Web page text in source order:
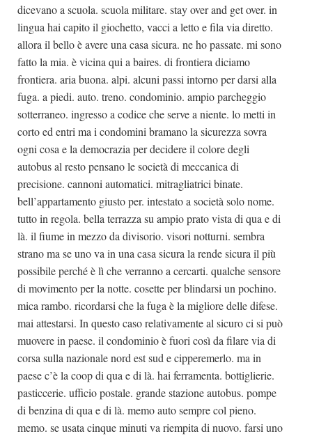
dicevano a scuola. scuola militare. stay over and get over. in
lingua hai capito il giochetto, vacci a letto e fila via diretto.
allora il bello è avere una casa sicura. ne ho passate. mi sono
fatto la mia. è vicina qui a baires. di frontiera diciamo
frontiera. aria buona. alpi. alcuni passi intorno per darsi alla
fuga. a piedi. auto. treno. condominio. ampio parcheggio
sotterraneo. ingresso a codice che serve a niente. lo metti in
corto ed entri ma i condomini bramano la sicurezza sovra
ogni cosa e la democrazia per decidere il colore degli
autobus al resto pensano le società di meccanica di
precisione. cannoni automatici. mitragliatrici binate.
bell’appartamento giusto per. intestato a società solo nome.
tutto in regola. bella terrazza su ampio prato vista di qua e di
là. il fiume in mezzo da divisorio. visori notturni. sembra
strano ma se uno va in una casa sicura la rende sicura il più
possibile perché è lì che verranno a cercarti. qualche sensore
di movimento per la notte. cosette per blindarsi un pochino.
mica rambo. ricordarsi che la fuga è la migliore delle difese.
mai attestarsi. In questo caso relativamente al sicuro ci si può
muovere in paese. il condominio è fuori così da filare via di
corsa sulla nazionale nord est sud e cipperemerlo. ma in
paese c’è la coop di qua e di là. hai ferramenta. bottiglierie.
pasticcerie. ufficio postale. grande stazione autobus. pompe
di benzina di qua e di là. memo auto sempre col pieno.
memo. se usata cinque minuti va riempita di nuovo. farsi uno